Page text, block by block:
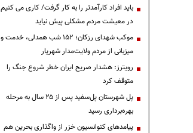
باید افراد کارآمدتر را به کار گرفت/ کاری می کنیم
در معیشت مردم مشکلی پیش نیاید
موکب شهدای رزکان؛ ۱۵۲ شب همدلی، خدمت و
میزبانی از مردم ولایت‌مدار شهریار
رویترز: هشدار صریح ایران خطر شروع جنگ را
متوقف کرد
پل شهرستان پل‌سفید پس از ۲۵ سال به مرحله
بهره‌برداری رسید
پیامدهای کنوانسیون خزر از واگذاری بحرین هم